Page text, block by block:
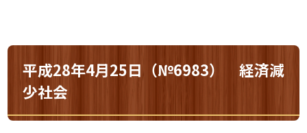
平成28年4月25日（№6983） 経済減
少社会